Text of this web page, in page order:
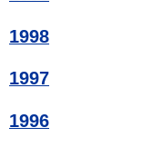
1998
1997
1996